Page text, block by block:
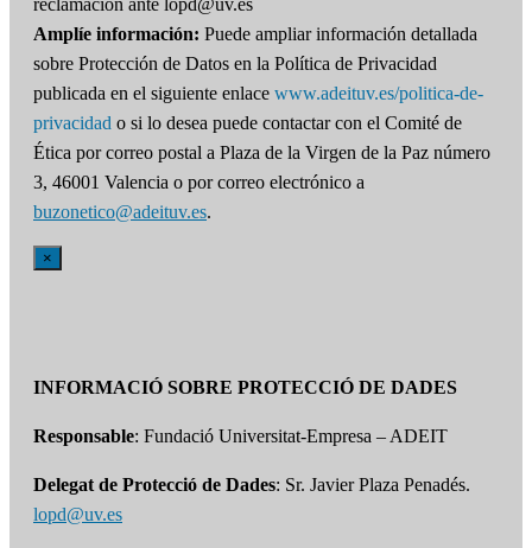
reclamación ante lopd@uv.es
Amplíe información: Puede ampliar información detallada
sobre Protección de Datos en la Política de Privacidad
publicada en el siguiente enlace www.adeituv.es/politica-de-
privacidad o si lo desea puede contactar con el Comité de
Ética por correo postal a Plaza de la Virgen de la Paz número
3, 46001 Valencia o por correo electrónico a
buzonetico@adeituv.es.
×
INFORMACIÓ SOBRE PROTECCIÓ DE DADES
Responsable: Fundació Universitat-Empresa – ADEIT
Delegat de Protecció de Dades: Sr. Javier Plaza Penadés.
lopd@uv.es